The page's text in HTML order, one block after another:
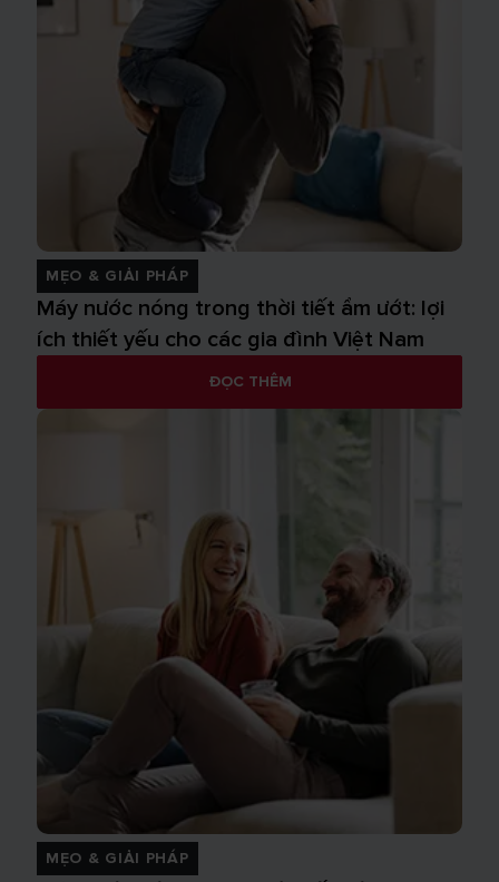
MẸO & GIẢI PHÁP
Máy nước nóng trong thời tiết ẩm ướt: lợi
ích thiết yếu cho các gia đình Việt Nam
ĐỌC THÊM
MẸO & GIẢI PHÁP